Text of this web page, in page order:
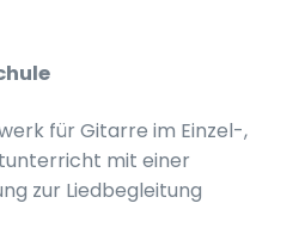
für Gitarre im Einzel-,
mit einer
zur Liedbegleitung